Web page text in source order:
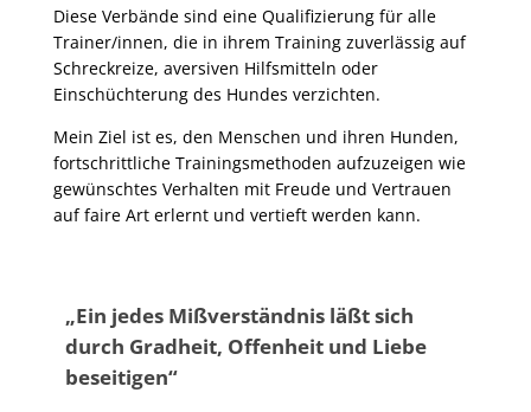
Diese Verbände sind eine Qualifizierung für alle
Trainer/innen, die in ihrem Training zuverlässig auf
Schreckreize, aversiven Hilfsmitteln oder
Einschüchterung des Hundes verzichten.
Mein Ziel ist es, den Menschen und ihren Hunden,
fortschrittliche Trainingsmethoden aufzuzeigen wie
gewünschtes Verhalten mit Freude und Vertrauen
auf faire Art erlernt und vertieft werden kann.
„Ein jedes Mißverständnis läßt sich
durch Gradheit, Offenheit und Liebe
beseitigen“